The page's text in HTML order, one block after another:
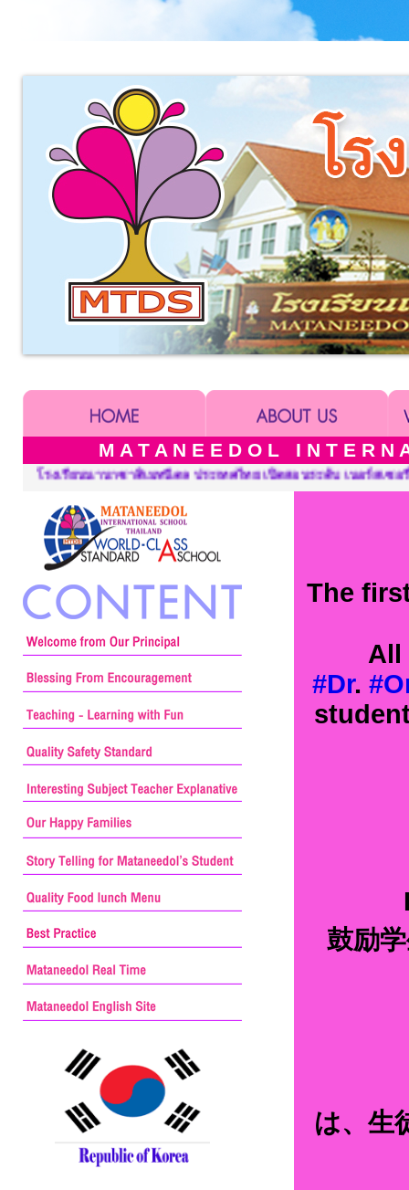
M A T A N E E D O L I N T E R
ทศไทย เปิดสอนระดับ เนอร์สเซอรี่ อนุบาล ประถมศึกษาและมัธยมศึก
The
All
#Dr.
鼓励
は、生